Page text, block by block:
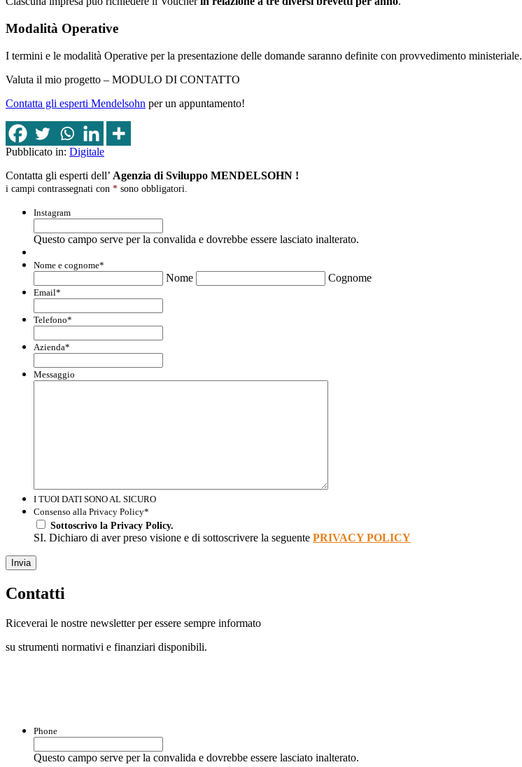
Modalità Operative
I termini e le modalità Operative per la presentazione delle domande saranno definite con provvedimento ministeriale.
Valuta il mio progetto – MODULO DI CONTATTO
Contatta gli esperti Mendelsohn per un appuntamento!
Pubblicato in: Digitale
Contatta gli esperti dell’ Agenzia di Sviluppo MENDELSOHN !
i campi contrassegnati con * sono obbligatori.
Instagram
Questo campo serve per la convalida e dovrebbe essere lasciato inalterato.
Nome e cognome*
Nome Cognome
Email*
Telefono*
Azienda*
Messaggio
I TUOI DATI SONO AL SICURO
Consenso alla Privacy Policy*
Sottoscrivo la Privacy Policy.
SI. Dichiaro di aver preso visione e di sottoscrivere la seguente PRIVACY POLICY
Invia
Contatti
Riceverai le nostre newsletter per essere sempre informato
su strumenti normativi e finanziari disponibili.
Phone
Questo campo serve per la convalida e dovrebbe essere lasciato inalterato.